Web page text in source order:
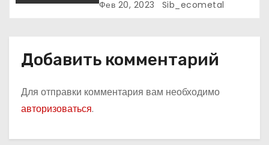
к славе и личное счастье
Фев 20, 2023 Sib_ecometal
Добавить комментарий
Для отправки комментария вам необходимо
авторизоваться.